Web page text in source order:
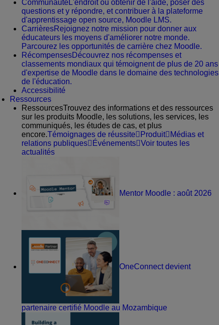
Communauté L'endroit où obtenir de l'aide, poser des
questions et y répondre, et contribuer à la plateforme
d'apprentissage open source, Moodle LMS.
CarrièresRejoignez notre mission pour donner aux
éducateurs les moyens d'améliorer notre monde.
Parcourez les opportunités de carrière chez Moodle.
RécompensesDécouvrez nos récompenses et
classements mondiaux qui témoignent de plus de 20 ans
d'expertise de Moodle dans le domaine des technologies
de l'éducation.
Accessibilité
Ressources
RessourcesTrouvez des informations et des ressources
sur les produits Moodle, les solutions, les services, les
communiqués, les études de cas, et plus
encore.Témoignages de réussite Produit
Médias et
relations publiques
Événements Voir toutes les
actualités
Mentor Moodle : août 2026
OneConnect devient
partenaire certifié Moodle au Mozambique